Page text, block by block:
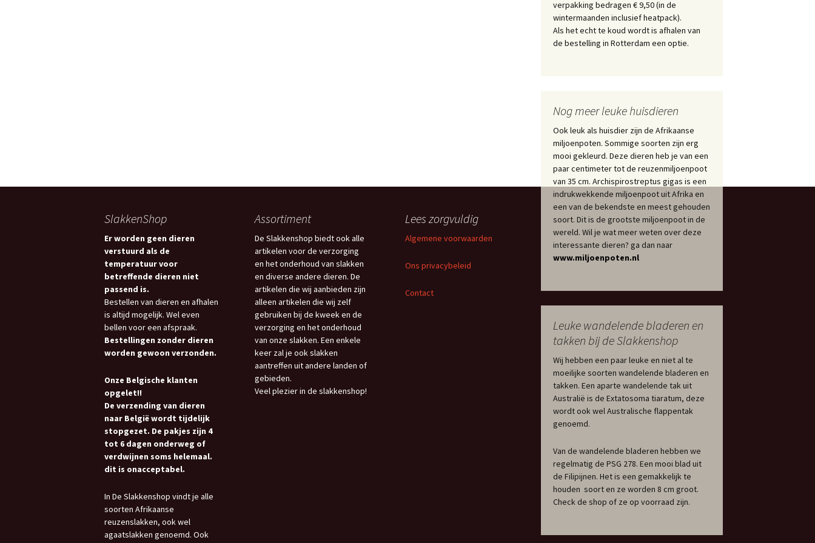
verpakking bedragen € 9,50 (in de
wintermaanden inclusief heatpack).
Als het echt te koud wordt is afhalen van
de bestelling in Rotterdam een optie.
Nog meer leuke huisdieren
Ook leuk als huisdier zijn de Afrikaanse
miljoenpoten. Sommige soorten zijn erg
mooi gekleurd. Deze dieren heb je van een
paar centimeter tot de reuzenmiljoenpoot
van 35 cm. Archispirostreptus gigas is een
indrukwekkende miljoenpoot uit Afrika en
een van de bekendste en meest gehouden
soort. Dit is de grootste miljoenpoot in de
wereld. Wil je wat meer weten over deze
interessante dieren? ga dan naar
www.miljoenpoten.nl
Leuke wandelende bladeren en
takken bij de Slakkenshop
Wij hebben een paar leuke en niet al te
moeilijke soorten wandelende bladeren en
takken. Een aparte wandelende tak uit
Australië is de Extatosoma tiaratum, deze
wordt ook wel Australische flappentak
genoemd.
Van de wandelende bladeren hebben we
regelmatig de PSG 278. Een mooi blad uit
de Filipijnen. Het is een gemakkelijk te
houden soort en ze worden 8 cm groot.
Check de shop of ze op voorraad zijn.
SlakkenShop
Er worden geen dieren
verstuurd als de
temperatuur voor
betreffende dieren niet
passend is.
Bestellen van dieren en afhalen
is altijd mogelijk. Wel even
bellen voor een afspraak.
Bestellingen zonder dieren
worden gewoon verzonden.
Onze Belgische klanten
opgelet!!
De verzending van dieren
naar België wordt tijdelijk
stopgezet. De pakjes zijn 4
tot 6 dagen onderweg of
verdwijnen soms helemaal.
dit is onacceptabel.
In De Slakkenshop vindt je alle
soorten Afrikaanse
reuzenslakken, ook wel
agaatslakken genoemd. Ook
Assortiment
De Slakkenshop biedt ook alle
artikelen voor de verzorging
en het onderhoud van slakken
en diverse andere dieren. De
artikelen die wij aanbieden zijn
alleen artikelen die wij zelf
gebruiken bij de kweek en de
verzorging en het onderhoud
van onze slakken. Een enkele
keer zal je ook slakken
aantreffen uit andere landen of
gebieden.
Veel plezier in de slakkenshop!
Lees zorgvuldig
Algemene voorwaarden
Ons privacybeleid
Contact